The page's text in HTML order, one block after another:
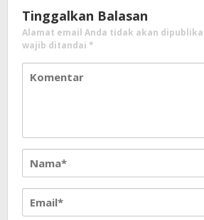
Tinggalkan Balasan
Alamat email Anda tidak akan
wajib ditandai *